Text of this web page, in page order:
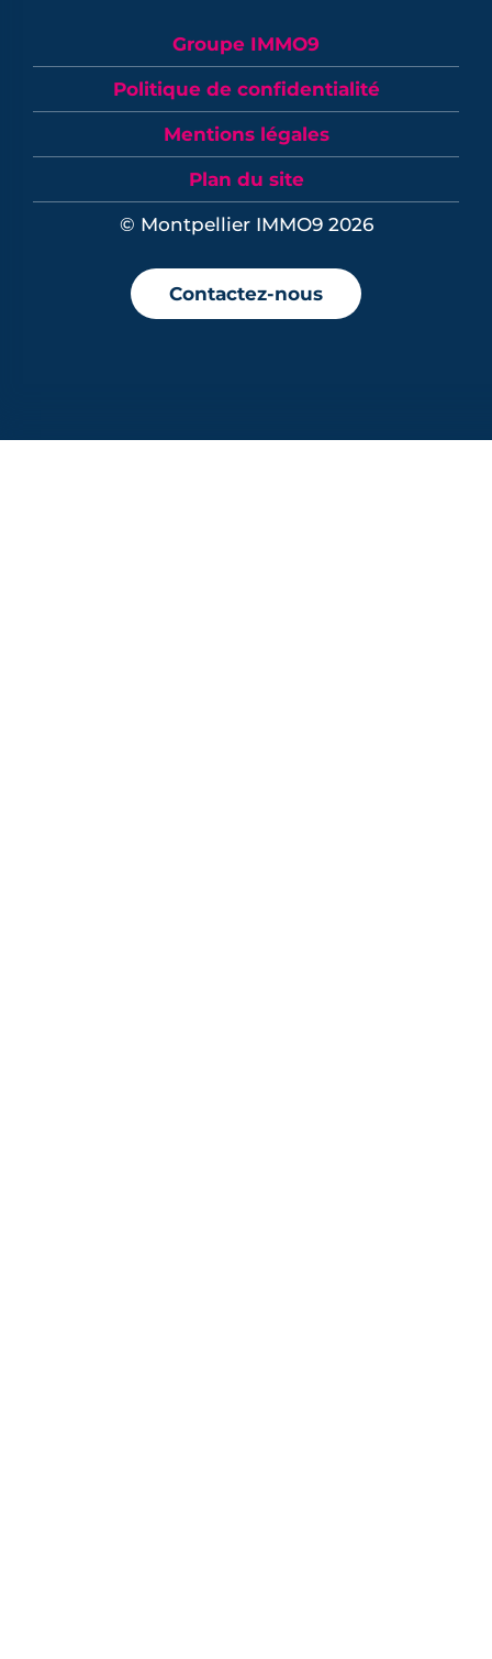
Groupe IMMO9
Politique de confidentialité
Mentions légales
Plan du site
© Montpellier IMMO9 2026
Contactez-nous